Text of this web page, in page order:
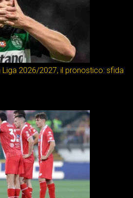
Liga 2026/2027, il pronostico: sfida